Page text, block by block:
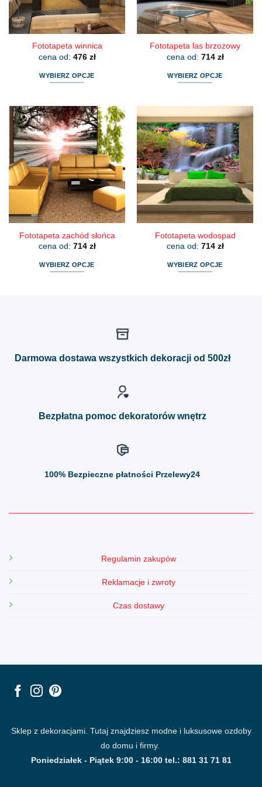
stronie
produktu
stronie
produktu
Fototapeta winnica
cena od: 476 zł
WYBIERZ OPCJE
ma
wiele
wariantów.
Opcje
można
wybrać
na
stronie
produktu
Fototapeta las brzozowy
cena od: 714 zł
WYBIERZ OPCJE
wiele
wariantów.
Opcje
można
wybrać
na
stronie
produktu
Fototapeta zachód słońca
cena od: 714 zł
WYBIERZ OPCJE
Fototapeta wodospad
cena od: 714 zł
WYBIERZ OPCJE
Darmowa dostawa wszystkich dekoracji od 500zł
Bezpłatna pomoc dekoratorów wnętrz
100% Bezpieczne płatności Przelewy24
Regulamin zakupów
Reklamacje i zwroty
Czas dostawy
Sklep z dekoracjami. Tutaj znajdziesz modne i luksusowe ozdoby
do domu i firmy.
Poniedziałek - Piątek 9:00 - 16:00 tel.: 881 31 71 81